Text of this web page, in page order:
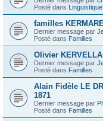
Posté dans Linguistique
familles
Dernier message par
Posté dans Familles
Olivier
Dernier message par
Posté dans Familles
Alain Fidèle LE
1871
Dernier message par
Posté dans Familles